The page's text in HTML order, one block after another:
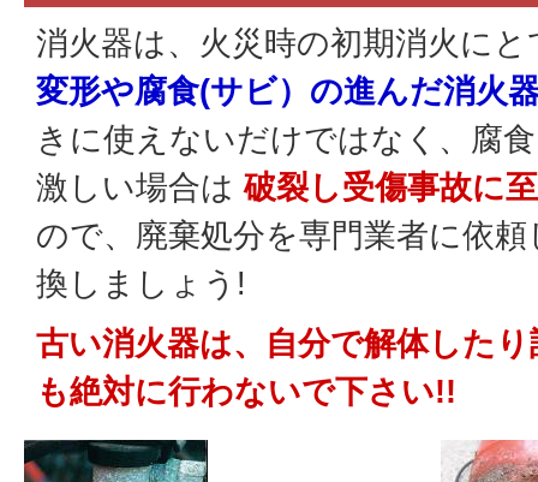
消火器は、火災時の初期消火に
変形や腐食(サビ）の進んだ消火
きに使えないだけではなく、腐
激しい場合は破裂し受傷事故に
ので、廃棄処分を専門業者に依
換しましょう!
古い消火器は、自分で解体した
も絶対に行わないで下さい!!